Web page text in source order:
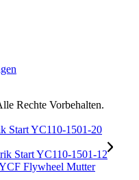
Rechte Vorbehalten.
Start YC110-1501-20
Flywheel Mutter